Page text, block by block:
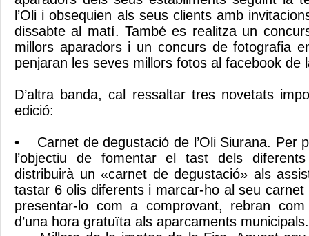
l’Oli i obsequien als seus clients amb
dissabte al matí. També es realitza un
millors aparadors i un concurs de fotografia
penjaran les seves millors fotos al facebook de
D’altra banda, cal ressaltar tres novetats
edició:
• Carnet de degustació de l’Oli Siurana. Per
l’objectiu de fomentar el tast dels
distribuirà un «carnet de degustació» als
tastar 6 olis diferents i marcar-ho al seu
presentar-lo com a comprovant, rebran
d’una hora gratuïta als aparcaments municipals.